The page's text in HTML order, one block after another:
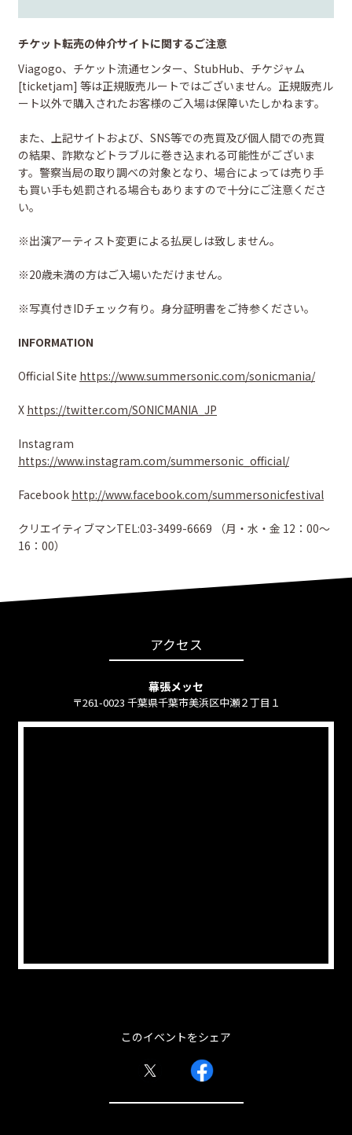
チケット転売の仲介サイトに関するご注意
Viagogo、チケット流通センター、StubHub、チケジャム
[ticketjam] 等は正規販売ルートではございません。正規販売ル
ート以外で購入されたお客様のご入場は保障いたしかねます。
また、上記サイトおよび、SNS等での売買及び個人間での売買
の結果、詐欺などトラブルに巻き込まれる可能性がございま
す。警察当局の取り調べの対象となり、場合によっては売り手
も買い手も処罰される場合もありますので十分にご注意くださ
い。
※出演アーティスト変更による払戻しは致しません。
※20歳未満の方はご入場いただけません。
※写真付きIDチェック有り。身分証明書をご持参ください。
INFORMATION
Official Site https://www.summersonic.com/sonicmania/
X https://twitter.com/SONICMANIA_JP
Instagram
https://www.instagram.com/summersonic_official/
Facebook http://www.facebook.com/summersonicfestival
クリエイティブマンTEL:03-3499-6669 （⽉・⽔・⾦ 12：00〜
16：00）
アクセス
幕張メッセ
〒261-0023 千葉県千葉市美浜区中瀬２丁目１
このイベントをシェア